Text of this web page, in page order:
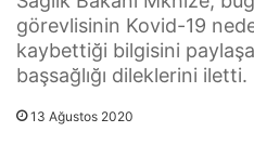
görevlisinin Kovid-19
kaybettiği bilgisini
başsağlığı dileklerini iletti.
13 Ağustos 2020